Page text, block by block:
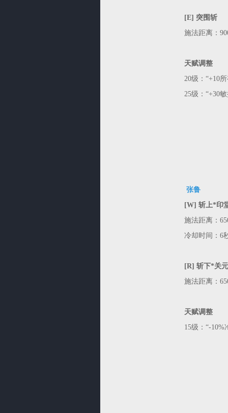
[E] 突围斩
施法距离：
天赋调整
20级：“+10
25级：“+30
张鲁
[W] 斩上*印
施法距离：
冷却时间：6
[R] 斩下*关元
施法距离：
天赋调整
15级：“-10%